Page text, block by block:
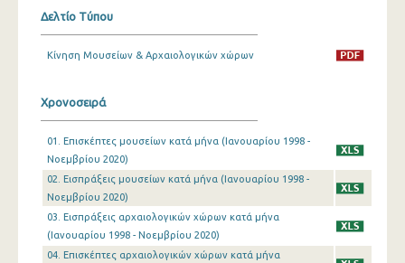
Ιουλίου 2024
Μαΐου 2024
Μαρτίου 2024
Φεβρουαρίου 2024
Ιανουαρίου 2024
Δελτίο Τύπου
Κίνηση Μουσείων & Αρχαιολογικών χώρων
Χρονοσειρά
01. Επισκέπτες μουσείων κατά μήνα (Ιανουαρίου 1998 -
Νοεμβρίου 2020)
02. Εισπράξεις μουσείων κατά μήνα (Ιανουαρίου 1998 -
Νοεμβρίου 2020)
03. Εισπράξεις αρχαιολογικών χώρων κατά μήνα
(Ιανουαρίου 1998 - Νοεμβρίου 2020)
04. Επισκέπτες αρχαιολογικών χώρων κατά μήνα